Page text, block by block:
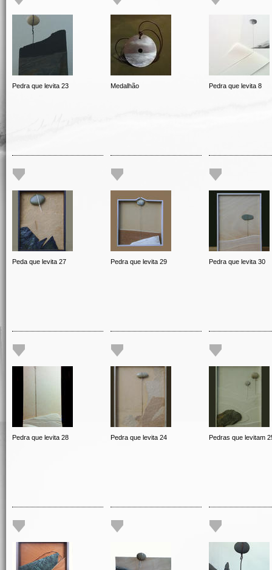
Pedra que levita 23 Medalhão Pedra que levita 8
Peda que levita 27 Pedra que levita 29 Pedra que levita 30
Pedra que levita 28 Pedra que levita 24 Pedras que levitam